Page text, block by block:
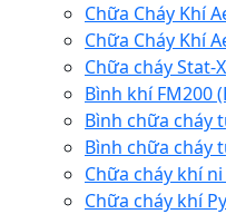
Chữa Cháy Khí
Chữa Cháy Khí
Chữa cháy Stat-X
Bình khí FM200
Bình chữa cháy
Bình chữa cháy
Chữa cháy khí
Chữa cháy khí